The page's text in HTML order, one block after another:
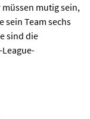
müssen mutig sein,
sein Team sechs
sind die